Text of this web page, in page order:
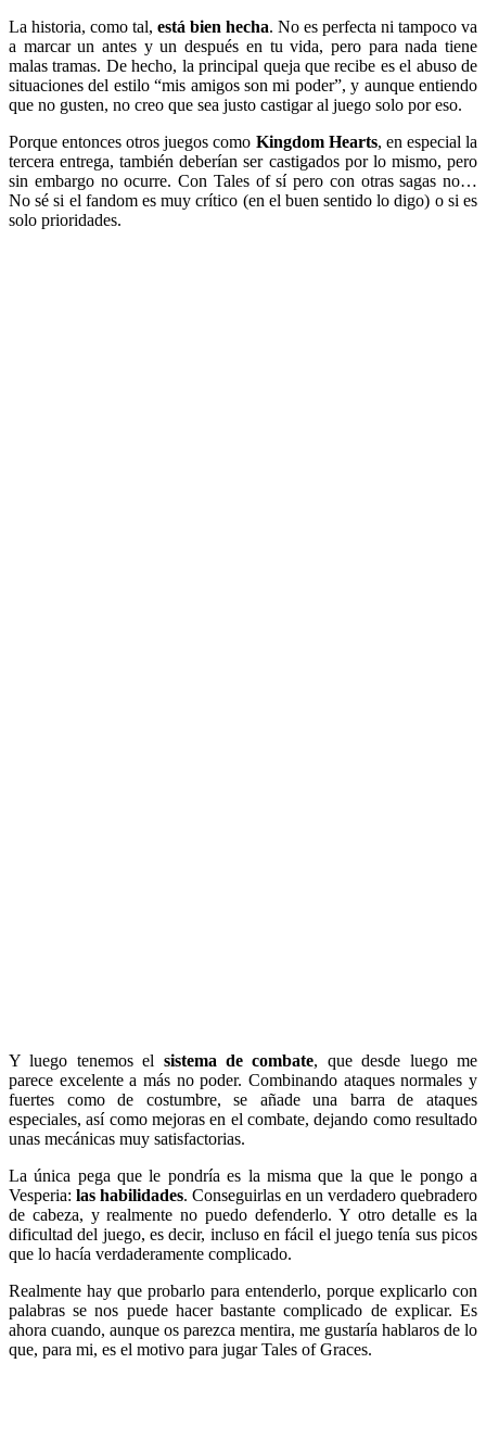
La historia, como tal, está bien hecha. No es perfecta ni tampoco va
a marcar un antes y un después en tu vida, pero para nada tiene
malas tramas. De hecho, la principal queja que recibe es el abuso de
situaciones del estilo “mis amigos son mi poder”, y aunque entiendo
que no gusten, no creo que sea justo castigar al juego solo por eso.
Porque entonces otros juegos como Kingdom Hearts, en especial la
tercera entrega, también deberían ser castigados por lo mismo, pero
sin embargo no ocurre. Con Tales of sí pero con otras sagas no…
No sé si el fandom es muy crítico (en el buen sentido lo digo) o si es
solo prioridades.
Y luego tenemos el sistema de combate, que desde luego me
parece excelente a más no poder. Combinando ataques normales y
fuertes como de costumbre, se añade una barra de ataques
especiales, así como mejoras en el combate, dejando como resultado
unas mecánicas muy satisfactorias.
La única pega que le pondría es la misma que la que le pongo a
Vesperia: las habilidades. Conseguirlas en un verdadero quebradero
de cabeza, y realmente no puedo defenderlo. Y otro detalle es la
dificultad del juego, es decir, incluso en fácil el juego tenía sus picos
que lo hacía verdaderamente complicado.
Realmente hay que probarlo para entenderlo, porque explicarlo con
palabras se nos puede hacer bastante complicado de explicar. Es
ahora cuando, aunque os parezca mentira, me gustaría hablaros de lo
que, para mi, es el motivo para jugar Tales of Graces.